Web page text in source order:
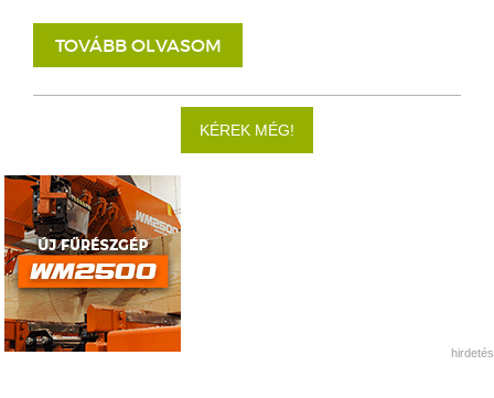
TOVÁBB OLVASOM
KÉREK MÉG!
hirdetés